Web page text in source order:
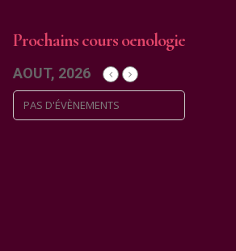
Prochains cours oenologie
AOUT, 2026
PAS D'ÉVÈNEMENTS